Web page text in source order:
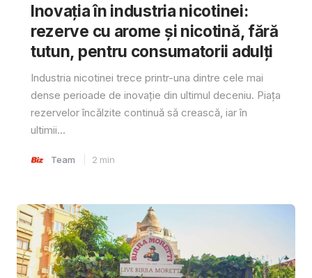
Inovația în industria nicotinei:
rezerve cu arome și nicotină, fără
tutun, pentru consumatorii adulți
Industria nicotinei trece printr-una dintre cele mai
dense perioade de inovație din ultimul deceniu. Piața
rezervelor încălzite continuă să crească, iar în
ultimii...
Team 2 min